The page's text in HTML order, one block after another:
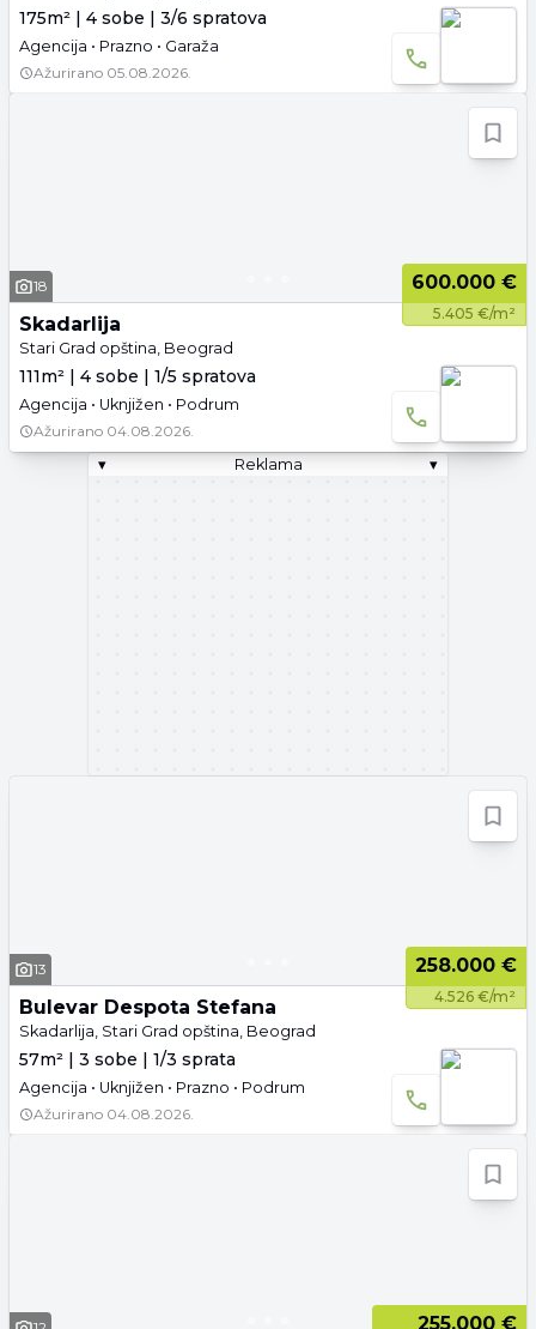
175m² | 4 sobe | 3/6 spratova
Agencija • Prazno • Garaža
Ažurirano 05.08.2026.
18 600.000 €
5.405 €/m²
Skadarlija
Stari Grad opština, Beograd
111m² | 4 sobe | 1/5 spratova
Agencija • Uknjižen • Podrum
Ažurirano 04.08.2026.
▾
Reklama ▾
13 258.000 €
4.526 €/m²
Bulevar Despota Stefana
Skadarlija, Stari Grad opština, Beograd
57m² | 3 sobe | 1/3 sprata
Agencija • Uknjižen • Prazno • Podrum
Ažurirano 04.08.2026.
255.000 €